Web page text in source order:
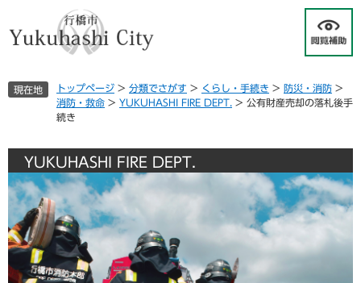
へ
現在地 トップページ > 分類でさがす > くらし・手続き > 防災・消防 >
消防・救命 > YUKUHASHI FIRE DEPT. > 公有財産売却の落札後手
続き
YUKUHASHI FIRE DEPT.